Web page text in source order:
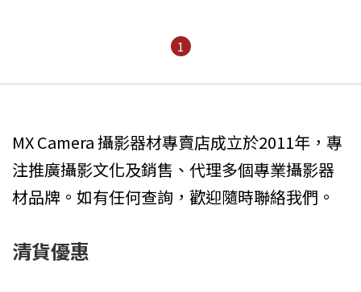
1
MX Camera 攝影器材專賣店成立於2011年，專
注推廣攝影文化及銷售、代理多個專業攝影器
材品牌。如有任何查詢，歡迎隨時聯絡我們。
清貨優惠